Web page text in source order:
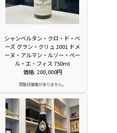
シャンベルタン・クロ・ド・ベ
ーズ グラン・クリュ 2001 ドメ
ーヌ・アルマン・ルソー・ペー
ル・エ・フィス 750ml
価格: 200,000円
買取日情報がありません。